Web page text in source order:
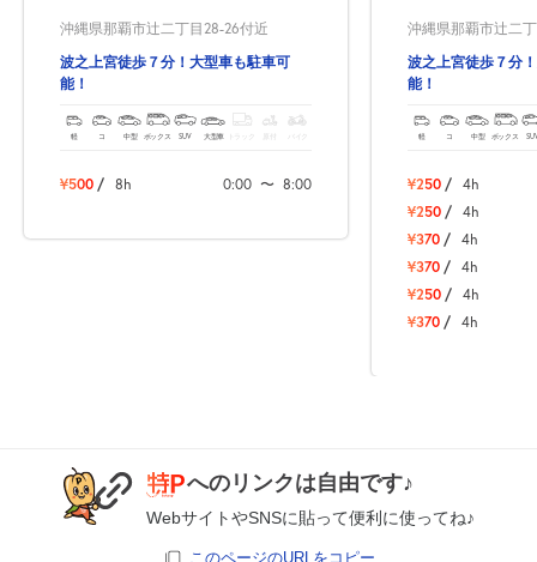
沖縄県那覇市辻二丁目28-26付近
波之上宮徒歩７分！大型車も駐車可
能！
軽 コ 中型 ボックス SUV 大型車 トラック バイク
¥500 / 8h 0:00 〜 8:00
沖縄県那覇市辻二
波之上宮徒歩７分
能！
軽 コ 中型 ボックス
¥250 / 4h
¥250 / 4h
¥370 / 4h
¥370 / 4h
¥250 / 4h
¥370 / 4h
へのリンクは自由です♪
WebサイトやSNSに貼って便利に使ってね♪
このページのURLをコピー